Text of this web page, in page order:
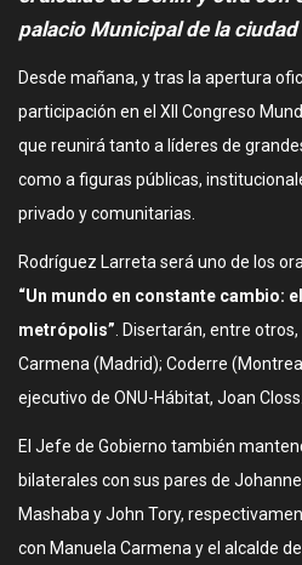
palacio Municipal de la
Desde mañana, y tras la apertura
participación en el XII Congreso
que reunirá tanto a líderes de
como a figuras públicas,
privado y comunitarias.
Rodríguez Larreta será uno de los
“Un mundo en constante cambio:
metrópolis” . Disertarán, entre
Carmena (Madrid); Coderre
ejecutivo de ONU-Hábitat, Joan Closs.
El Jefe de Gobierno también
bilaterales con sus pares de
Mashaba y John Tory,
con Manuela Carmena y el alcalde